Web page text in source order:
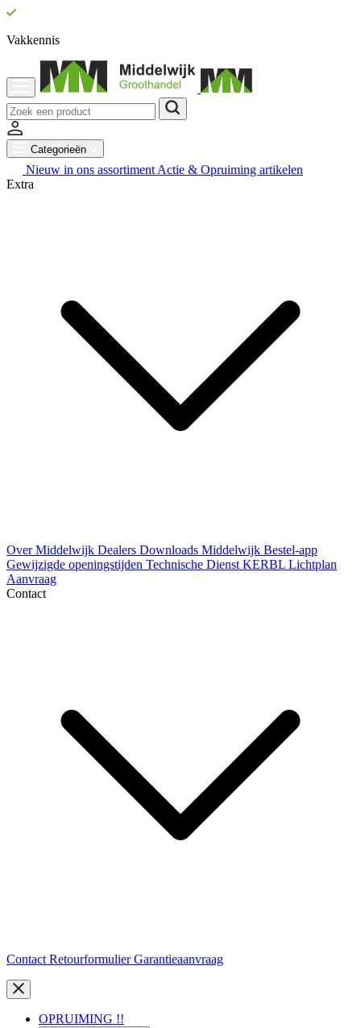
Vakkennis
Categorieën
Nieuw in ons assortiment Actie & Opruiming artikelen
Extra
Over Middelwijk Dealers Downloads Middelwijk Bestel-app
Gewijzigde openingstijden Technische Dienst KERBL Lichtplan
Aanvraag
Contact
Contact RetourformulierGarantieaanvraag
OPRUIMING !!